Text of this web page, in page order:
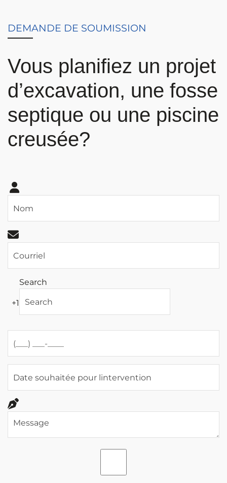
DEMANDE DE SOUMISSION
Vous planifiez un projet
d’excavation, une fosse
septique ou une piscine
creusée?
+1
Search